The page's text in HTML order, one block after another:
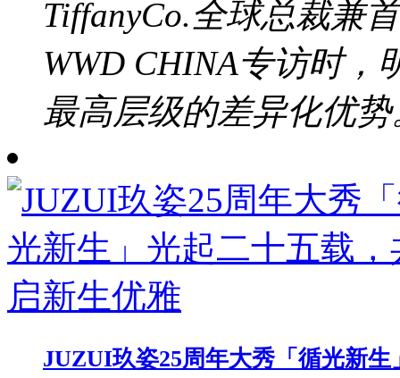
TiffanyCo.全球总裁兼
WWD CHINA专访时
最高层级的差异化优势
JUZUI玖姿25周年大秀「循光新